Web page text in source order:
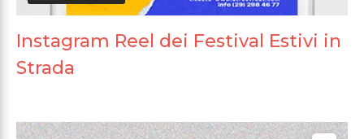
Instagram Reel dei Festival Estivi in
Strada